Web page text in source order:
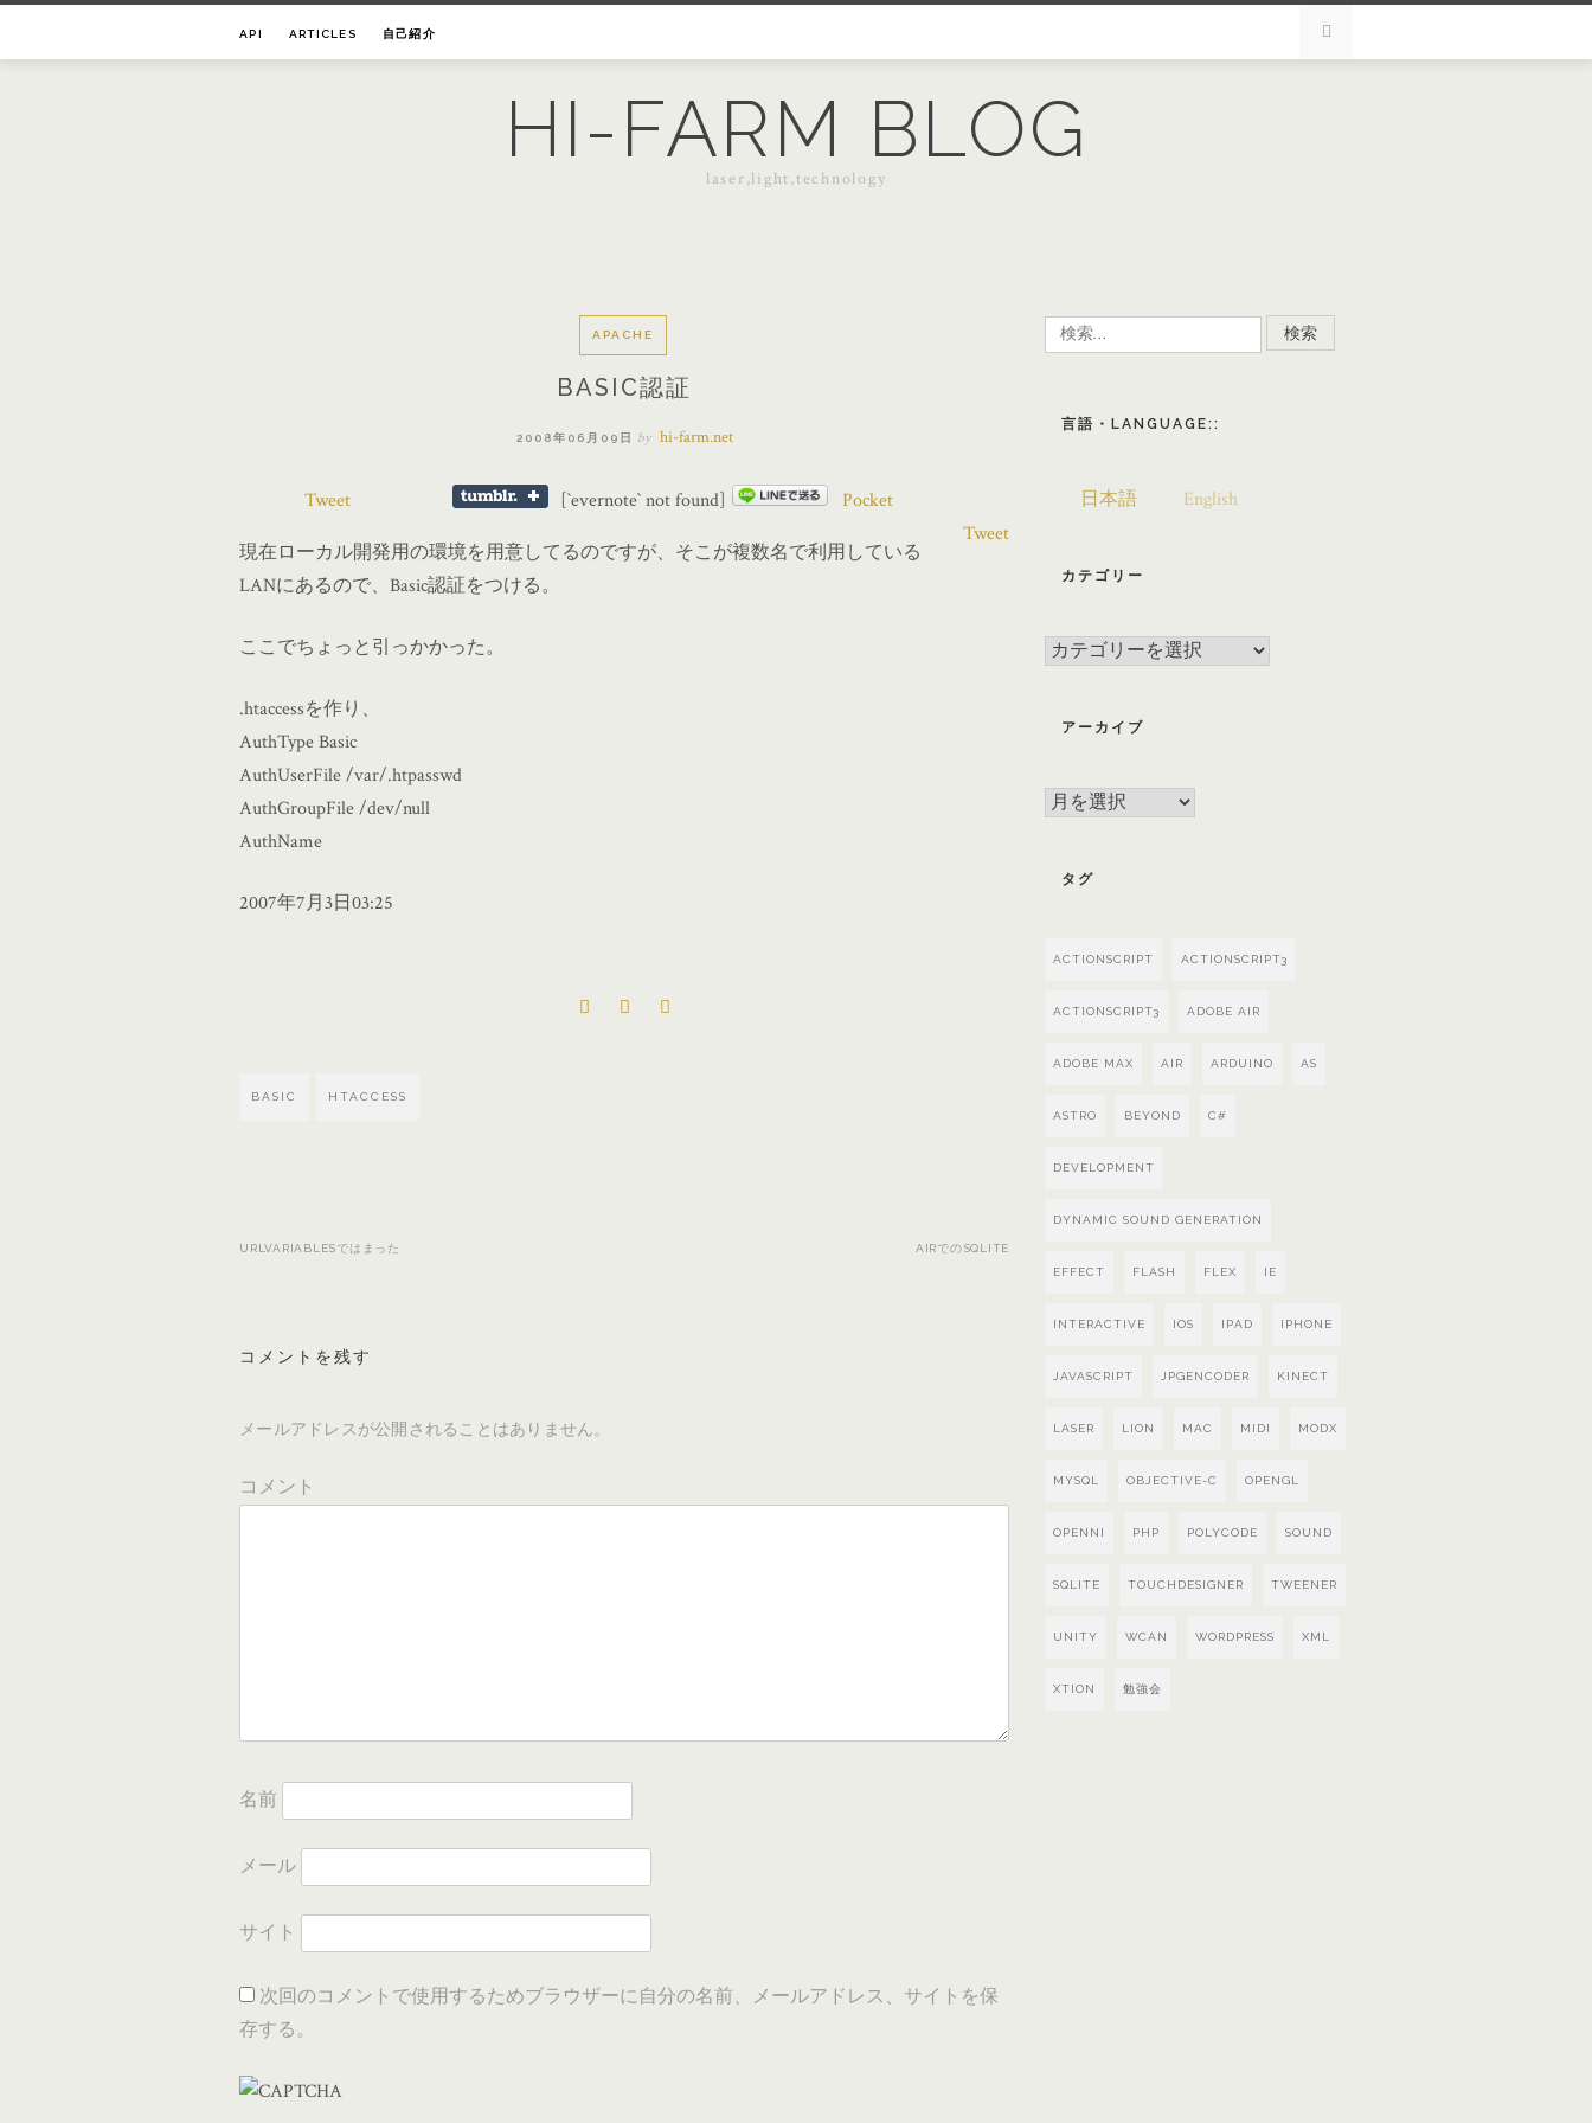
API ARTICLES 自己紹介
HI-FARM BLOG
laser,light,technology
APACHE
BASIC認証
2008年06月09日 by hi-farm.net
Tweet [`evernote` not found]
Pocket
Tweet
現在ローカル開発用の環境を用意してるのですが、そこが複数名で利用している
LANにあるので、Basic認証をつける。
ここでちょっと引っかかった。
.htaccessを作り、
AuthType Basic
AuthUserFile /var/.htpasswd
AuthGroupFile /dev/null
AuthName
2007年7月3日03:25
BASIC HTACCESS
ビ
ー
ョ
URLVARIABLESではまった AIRでのSQLITE
コメントを残す
メールアドレスが公開されることはありません。
コメント
名前
メール
サイト
次回のコメントで使用するためブラウザーに自分の名前、メールアドレス、サイトを保
存する。
検
言語・LANGUAGE::
日本語 English
カテゴリー
カ
ゴ
ー
アーカイブ
ア
タグ
ACTIONSCRIPT ACTIONSCRIPT3
ACTIONSCRIPT3 ADOBE AIR
ADOBE MAX AIR ARDUINO AS
ASTRO BEYOND C#
DEVELOPMENT
DYNAMIC SOUND GENERATION
EFFECT FLASH FLEX IE
INTERACTIVE IOS IPAD IPHONE
JAVASCRIPT JPGENCODER KINECT
LASER LION MAC MIDI MODX
MYSQL OBJECTIVE-C OPENGL
OPENNI PHP POLYCODE SOUND
SQLITE TOUCHDESIGNER TWEENER
UNITY WCAN WORDPRESS XML
XTION 勉強会